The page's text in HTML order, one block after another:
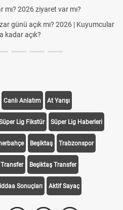
mı? 2026 ziyaret var mı?
günü açık mı? 2026 | Kuyumcular
kadar açık?
Canlı Anlatım At Yarışı
Lig Fikstür Süper Lig Haberleri
Beşiktaş Trabzonspor
Beşiktaş Transfer
iddaa Sonuçları Aktif Sayaç